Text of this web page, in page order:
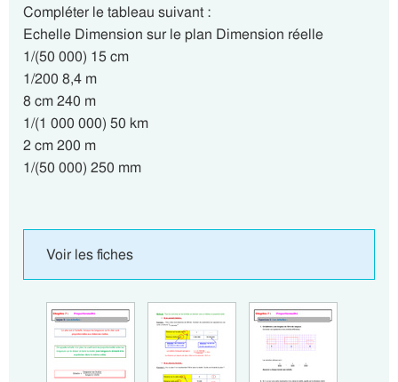
Compléter le tableau suivant :
Echelle Dimension sur le plan Dimension réelle
1/(50 000) 15 cm
1/200 8,4 m
8 cm 240 m
1/(1 000 000) 50 km
2 cm 200 m
1/(50 000) 250 mm
Voir les fiches